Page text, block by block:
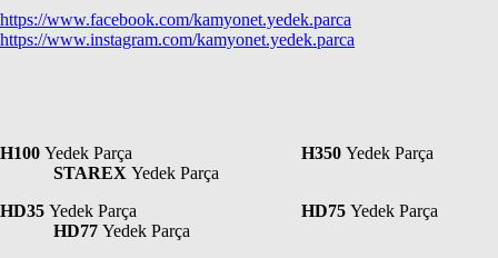
https://www.facebook.com/kamyonet.yedek.parca
https://www.instagram.com/kamyonet.yedek.parca
H100 Yedek Parça H350 Yedek Parça
STAREX Yedek Parça
HD35 Yedek Parça HD75 Yedek Parça
HD77 Yedek Parça